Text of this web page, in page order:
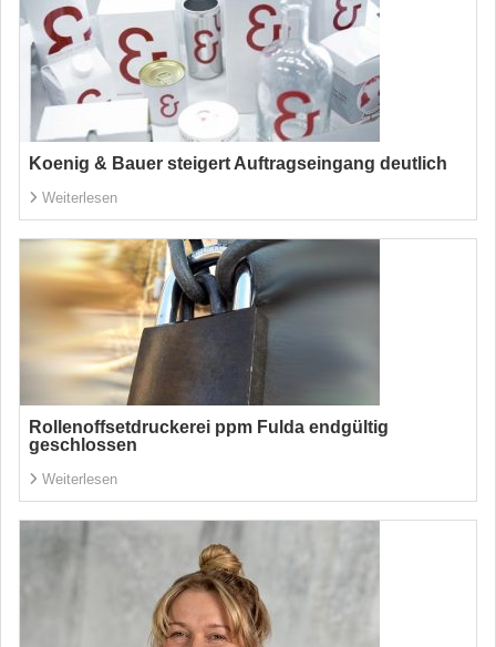
Koenig & Bauer steigert Auftragseingang deutlich
Weiterlesen
Rollenoffsetdruckerei ppm Fulda endgültig
geschlossen
Weiterlesen